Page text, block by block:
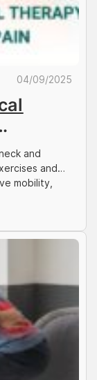
04/09/2025
and
and
mobility,